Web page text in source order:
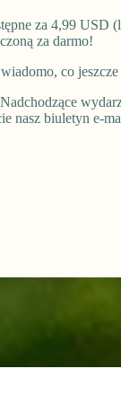
za 4,99
za darmo!
co
nasz biuletyn e-